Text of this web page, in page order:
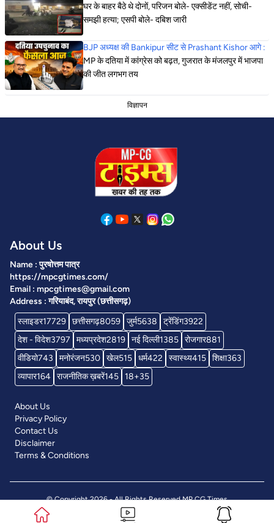
घर के बाहर बैठे थे दोनों, परिजन बोले- एक्सीडेंट नहीं, सोची-
समझी हत्या; एसपी बोले- दबिश जारी
BJP अध्यक्ष की Bankipur सीट से Prashant Kishor आगे :
MP के दतिया में कांग्रेस को बढ़त, गुजरात के मंजलपुर में भाजपा
की जीत लगभग तय
विज्ञापन
About Us
Name : पुरषोत्तम पात्र
https://mpcgtimes.com/
Email : mpcgtimes@gmail.com
Address : गरियाबंद, रायपुर (छत्तीसगढ़)
स्लाइडर17729 छत्तीसगढ़8059 जुर्म5638 ट्रेंडिंग3922
देश - विदेश3797 मध्यप्रदेश2819 नई दिल्ली1385 रोजगार881
वीडियो743 मनोरंजन530 खेल515 धर्म422 स्वास्थ्य415 शिक्षा363
व्यापार164 राजनीतिक ख़बरें145 18+35
About Us
Privacy Policy
Contact Us
Disclaimer
Terms & Conditions
© Copyright 2026 - All Rights ReservedMP CG Times